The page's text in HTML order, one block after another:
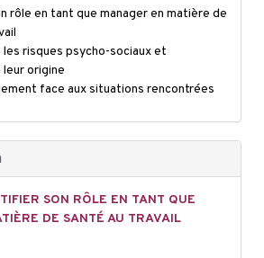
rôle en tant que manager en matière de
les risques psycho-sociaux et
origine
face aux situations rencontrées
SON RÔLE EN TANT QUE
DE SANTÉ AU TRAVAIL